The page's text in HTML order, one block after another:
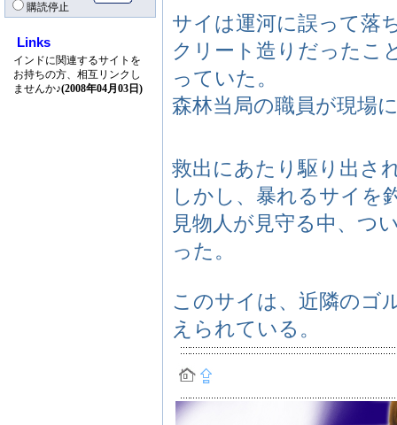
購読停止
Links
インドに関連するサイトを
お持ちの方、相互リンクし
ませんか♪(2008年04月03日)
サイは運河に誤って落
クリート造りだったこ
っていた。
森林当局の職員が現場
救出にあたり駆り出さ
しかし、暴れるサイを
見物人が見守る中、つ
った。
このサイは、近隣のゴ
えられている。